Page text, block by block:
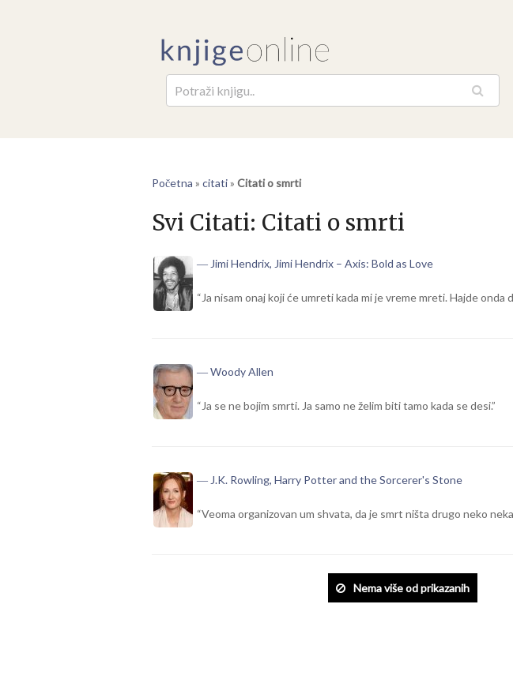
Početna » citati» Citati o smrti
Svi Citati: Citati o smrti
― Jimi Hendrix, Jimi Hendrix – Axis: Bold as Love
“Ja nisam onaj koji će umreti kada mi je vreme mreti. Hajde onda
― Woody Allen
“Ja se ne bojim smrti. Ja samo ne želim biti tamo kada se desi.”
― J.K. Rowling, Harry Potter and the Sorcerer's Stone
“Veoma organizovan um shvata, da je smrt ništa drugo neko
Nema više od prikazanih